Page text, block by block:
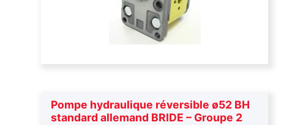
Pompe hydraulique réversible ø52 BH
standard allemand BRIDE – Groupe 2